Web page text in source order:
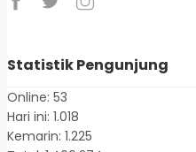
Statistik Pengunjung
Online: 53
Hari ini: 1.018
Kemarin: 1.225